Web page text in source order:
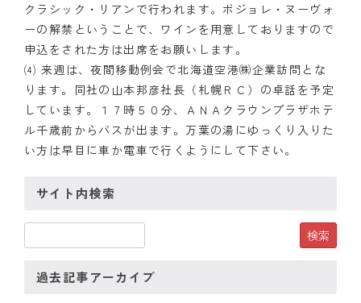
クラシック・リアンで行われます。ボジョレ・ヌーヴォ
ーの解禁ということで、ワインを用意しておりますので
申込をされた方は出席をお願いします。
⑷ 来週は、夜間移動例会で北海道空港㈱企業訪問とな
ります。同社の山本邦彦社長（札幌ＲＣ）の卓話を予定
しています。１７時５０分、ＡＮＡクラウンプラザホテ
ル千歳前からバスが出ます。万葉の湯にゆっくり入りた
い方は早目に車か電車で行くようにして下さい。
サイト内検索
過去記事アーカイブ